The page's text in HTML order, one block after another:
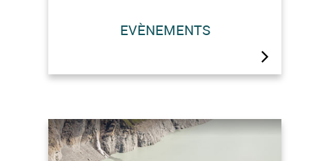
EVÈNEMENTS